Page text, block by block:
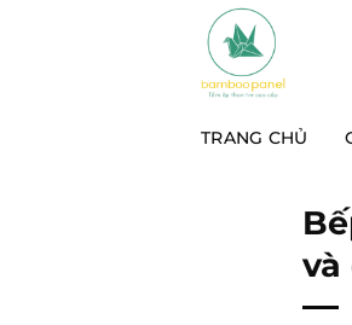
TRANG CHỦ
và